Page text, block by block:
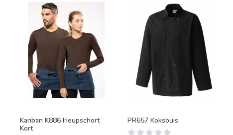
Kariban K886 Heupschort
Kort
PR657 Koksbuis